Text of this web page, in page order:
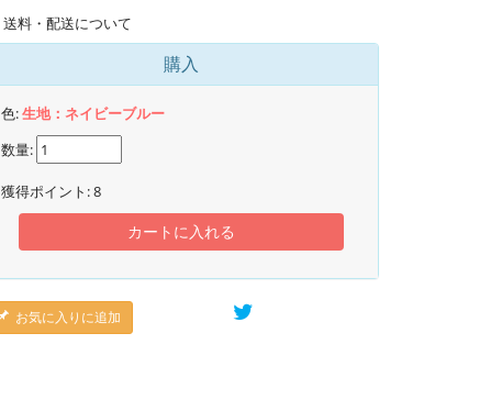
送料・配送について
購入
色:生地：ネイビーブルー
数量:
獲得ポイント:8
カートに入れる
お気に入りに追加